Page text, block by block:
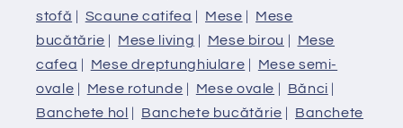
stofă | Scaune catifea | Mese | Mese
bucătărie | Mese living | Mese birou | Mese
cafea | Mese dreptunghiulare | Mese semi-
ovale | Mese rotunde | Mese ovale | Bănci |
Banchete hol | Banchete bucătărie | Banchete